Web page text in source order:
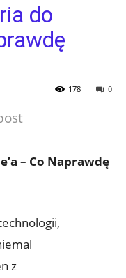
do
0
178
– Co ‌Naprawdę
z